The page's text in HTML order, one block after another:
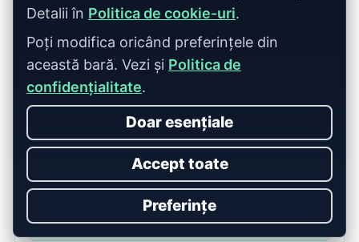
Alege pachetul potrivit.
Site-urile se aleg în platformă la
încărcarea materialelor.
Detalii în Politica de cookie-uri.
Poți modifica oricând preferințele din
această bară. Vezi și Politica de
confidențialitate.
Doar esențiale
Accept toate
Preferințe